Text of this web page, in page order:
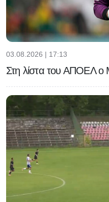
03.08.2026 | 17:13
Στη λίστα του ΑΠΟΕΛ ο